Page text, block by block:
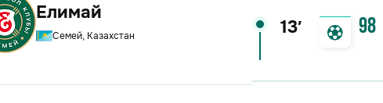
Елимай
Семей, Казахстан 13′ 98